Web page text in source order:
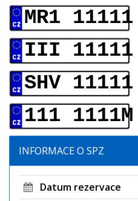
MR1 11111
III 11111
SHV 11111
111 1111M
INFORMACE O SPZ
Datum rezervace